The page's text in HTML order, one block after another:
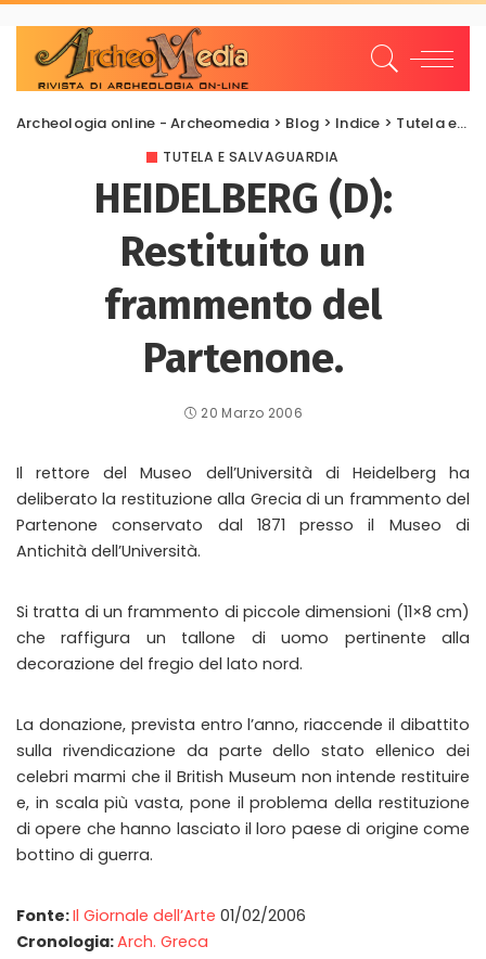
Archeologia online - Archeomedia > Blog > Indice > Tutela e Salvaguardia
TUTELA E SALVAGUARDIA
HEIDELBERG (D):
Restituito un
frammento del
Partenone.
20 Marzo 2006
Il rettore del Museo dell’Università di Heidelberg ha
deliberato la restituzione alla Grecia di un frammento del
Partenone conservato dal 1871 presso il Museo di
Antichità dell’Università.
Si tratta di un frammento di piccole dimensioni (11×8 cm)
che raffigura un tallone di uomo pertinente alla
decorazione del fregio del lato nord.
La donazione, prevista entro l’anno, riaccende il dibattito
sulla rivendicazione da parte dello stato ellenico dei
celebri marmi che il British Museum non intende restituire
e, in scala più vasta, pone il problema della restituzione
di opere che hanno lasciato il loro paese di origine come
bottino di guerra.
Fonte:Il Giornale dell’Arte 01/02/2006
Cronologia:Arch. Greca